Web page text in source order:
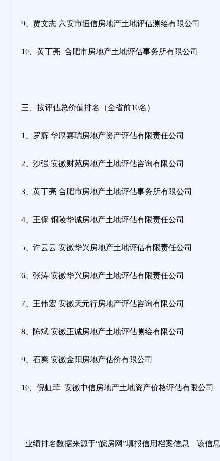
9、贾文志 六安市恒信房地产土地评估测绘有限公司
10、黄丁亮 合肥市房地产土地评估事务所有限公司
三、按评估总价值排名（全省前10名）
1、罗辉 华厚嘉瑞房地产资产评估有限责任公司
2、沙强 安徽财苑房地产土地评估咨询有限公司
3、黄丁亮 合肥市房地产土地评估事务所有限公司
4、王保 铜陵华诚房地产土地评估有限责任公司
5、许云云 安徽华兴房地产土地评估有限责任公司
6、张涛 安徽华兴房地产土地评估有限责任公司
7、王伟宏 安徽天元行房地产评估咨询有限公司
8、陈斌 安徽正诚房地产土地评估测绘有限公司
9、石爽 安徽金阳房地产估价有限公司
10、倪虹菲 安徽中信房地产土地资产价格评估有限公司
业绩排名数据来源于“皖房网”填报信用档案信息，该信